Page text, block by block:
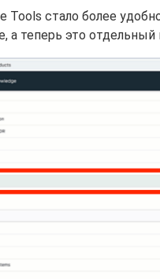
Tools стало более
а теперь это